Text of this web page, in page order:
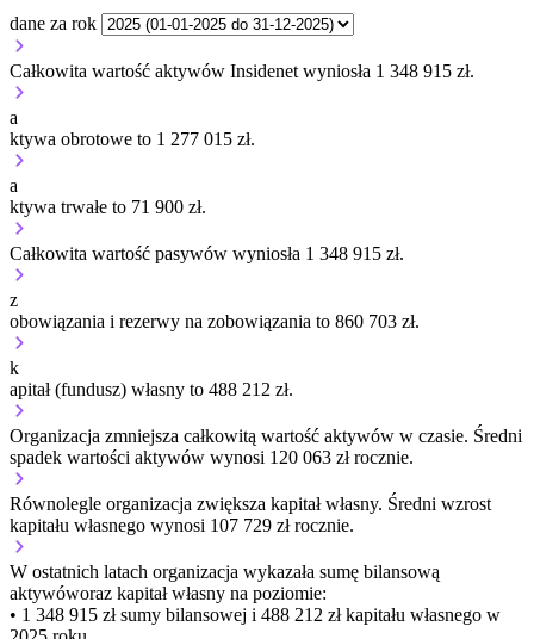
dane za rok
Całkowita wartość aktywów Insidenet wyniosła 1 348 915 zł.
a
ktywa obrotowe to 1 277 015 zł.
a
ktywa trwałe to 71 900 zł.
Całkowita wartość pasywów wyniosła 1 348 915 zł.
z
obowiązania i rezerwy na zobowiązania to 860 703 zł.
k
apitał (fundusz) własny to 488 212 zł.
Organizacja zmniejsza całkowitą wartość aktywów w czasie. Średni
spadek wartości aktywów wynosi 120 063 zł rocznie.
Równolegle organizacja zwiększa kapitał własny. Średni wzrost
kapitału własnego wynosi 107 729 zł rocznie.
W ostatnich latach organizacja wykazała sumę bilansową
aktywóworaz kapitał własny na poziomie:
• 1 348 915 złsumy bilansowej i 488 212 zł kapitału własnego w